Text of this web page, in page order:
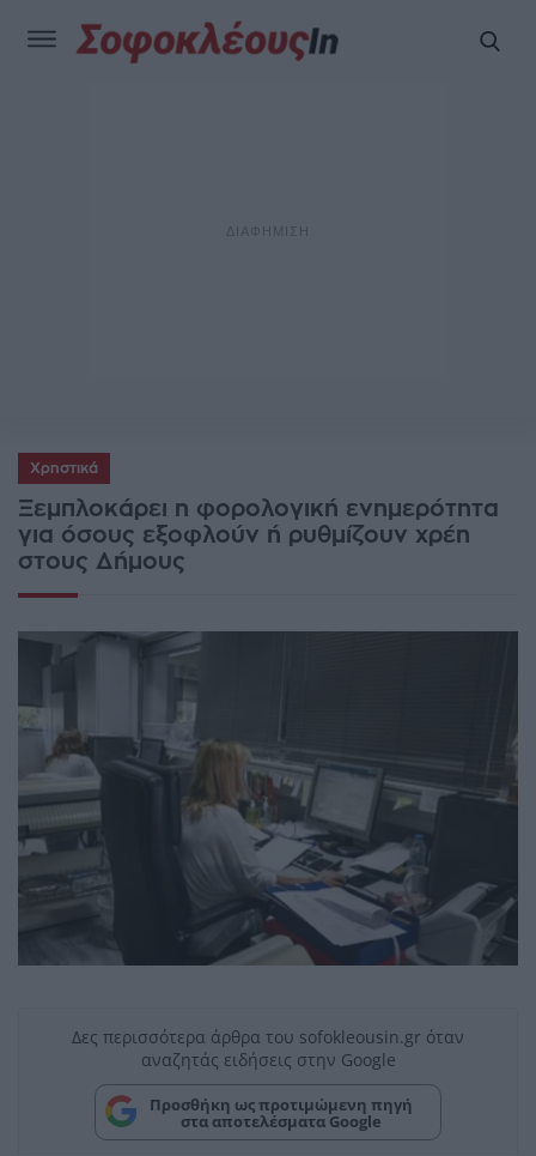
Χρηστικά
Ξεμπλοκάρει η φορολογική ενημερότητα
για όσους εξοφλούν ή ρυθμίζουν χρέη
στους Δήμους
Δες περισσότερα άρθρα του sofokleousin.gr όταν
αναζητάς ειδήσεις στην Google
Προσθήκη ως προτιμώμενη πηγή
στα αποτελέσματα Google